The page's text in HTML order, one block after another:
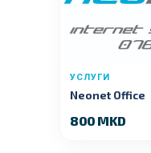
УСЛУГИ
Neonet Office
800 MKD